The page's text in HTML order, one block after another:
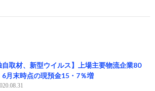
自取材、新型ウイルス】上場主要物流企業80
6月末時点の現預金15・7％増